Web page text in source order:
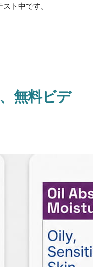
ト中です。
無料ビデ